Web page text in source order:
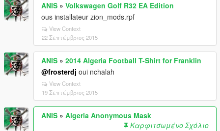
ANIS » Volkswagen Golf R32 EA Edition
ous installateur zion_mods.rpf
View Context
22 Σεπτέμβριος 2015
ANIS » 2014 Algeria Football T-Shirt for Franklin
@frosterdj oui nchalah
View Context
19 Σεπτέμβριος 2015
ANIS » Algeria Anonymous Mask
Καρφιτσωμένο Σχόλιο